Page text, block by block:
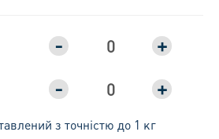
- +
- +
з точністю до 1 кг